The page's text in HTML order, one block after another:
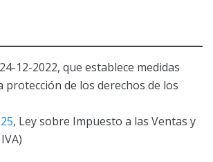
12-2022, que establece medidas
protección de los derechos de los
, Ley sobre Impuesto a las Ventas y